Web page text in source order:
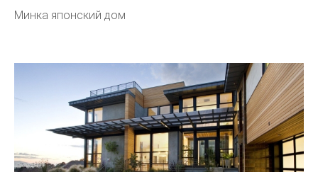
Минка японский дом